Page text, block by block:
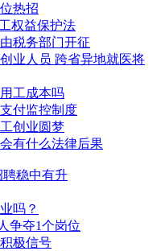
热招
权益保护法
税务部门开征
业人员 跨省异地就医将
工成本吗
付监控制度
创业圆梦
有什么法律后果
稳中有升
吗？
争夺1个岗位
极信号